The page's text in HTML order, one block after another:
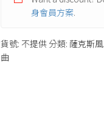
身會員方案.
貨號: 不提供分類: 薩克斯
曲